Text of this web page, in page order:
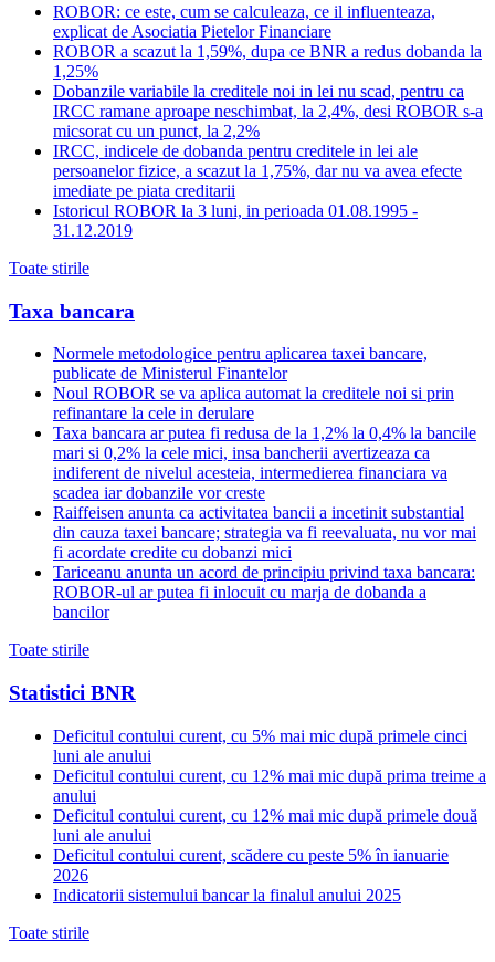
ROBOR: ce este, cum se calculeaza, ce il influenteaza,
explicat de Asociatia Pietelor Financiare
ROBOR a scazut la 1,59%, dupa ce BNR a redus dobanda la
1,25%
Dobanzile variabile la creditele noi in lei nu scad, pentru ca
IRCC ramane aproape neschimbat, la 2,4%, desi ROBOR s-a
micsorat cu un punct, la 2,2%
IRCC, indicele de dobanda pentru creditele in lei ale
persoanelor fizice, a scazut la 1,75%, dar nu va avea efecte
imediate pe piata creditarii
Istoricul ROBOR la 3 luni, in perioada 01.08.1995 -
31.12.2019
Toate stirile
Taxa bancara
Normele metodologice pentru aplicarea taxei bancare,
publicate de Ministerul Finantelor
Noul ROBOR se va aplica automat la creditele noi si prin
refinantare la cele in derulare
Taxa bancara ar putea fi redusa de la 1,2% la 0,4% la bancile
mari si 0,2% la cele mici, insa bancherii avertizeaza ca
indiferent de nivelul acesteia, intermedierea financiara va
scadea iar dobanzile vor creste
Raiffeisen anunta ca activitatea bancii a incetinit substantial
din cauza taxei bancare; strategia va fi reevaluata, nu vor mai
fi acordate credite cu dobanzi mici
Tariceanu anunta un acord de principiu privind taxa bancara:
ROBOR-ul ar putea fi inlocuit cu marja de dobanda a
bancilor
Toate stirile
Statistici BNR
Deficitul contului curent, cu 5% mai mic după primele cinci
luni ale anului
Deficitul contului curent, cu 12% mai mic după prima treime a
anului
Deficitul contului curent, cu 12% mai mic după primele două
luni ale anului
Deficitul contului curent, scădere cu peste 5% în ianuarie
2026
Indicatorii sistemului bancar la finalul anului 2025
Toate stirile